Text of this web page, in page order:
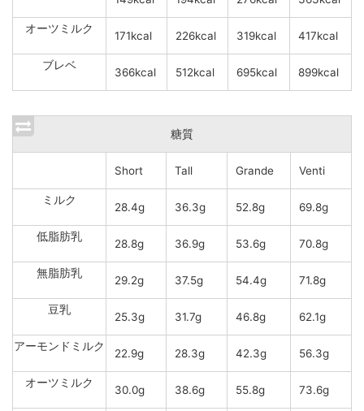
オーツミルク
171kcal 226kcal 319kcal 417kcal
ブレベ
366kcal 512kcal 695kcal 899kcal
糖質
Short Tall Grande Venti
ミルク
28.4g 36.3g 52.8g 69.8g
低脂肪乳
28.8g 36.9g 53.6g 70.8g
無脂肪乳
29.2g 37.5g 54.4g 71.8g
豆乳
25.3g 31.7g 46.8g 62.1g
アーモンドミルク
22.9g 28.3g 42.3g 56.3g
オーツミルク
30.0g 38.6g 55.8g 73.6g